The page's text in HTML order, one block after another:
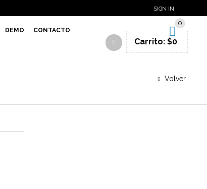
SIGN IN
DEMO CONTACTO
0
Carrito: $0
Volver